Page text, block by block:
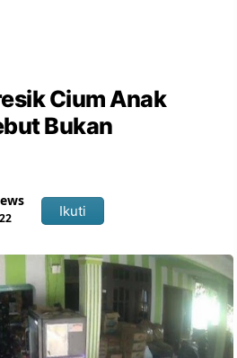
Cium Anak
Bukan
Ikuti